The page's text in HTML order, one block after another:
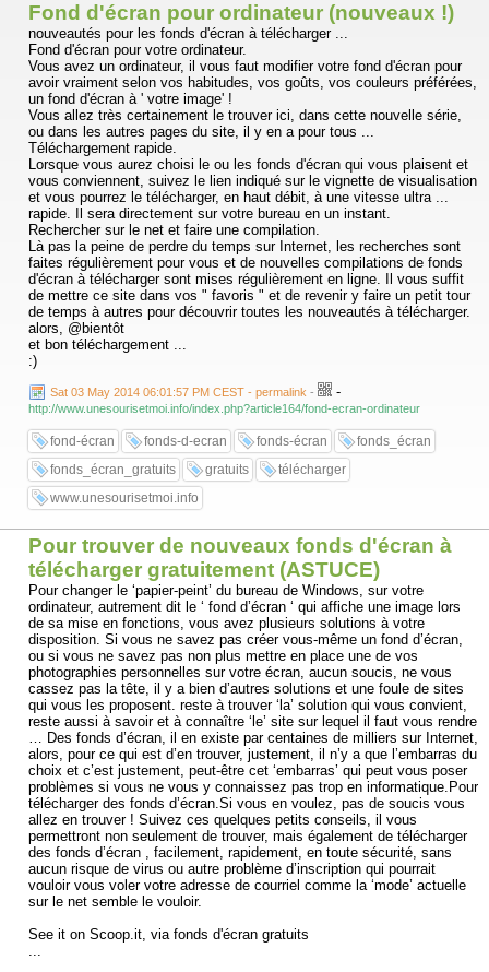
Fond d'écran pour ordinateur (nouveaux !)
nouveautés pour les fonds d'écran à télécharger ...
Fond d'écran pour votre ordinateur.
Vous avez un ordinateur, il vous faut modifier votre fond d'écran pour
avoir vraiment selon vos habitudes, vos goûts, vos couleurs préférées,
un fond d'écran à ' votre image' !
Vous allez très certainement le trouver ici, dans cette nouvelle série,
ou dans les autres pages du site, il y en a pour tous ...
Téléchargement rapide.
Lorsque vous aurez choisi le ou les fonds d'écran qui vous plaisent et
vous conviennent, suivez le lien indiqué sur le vignette de visualisation
et vous pourrez le télécharger, en haut débit, à une vitesse ultra ...
rapide. Il sera directement sur votre bureau en un instant.
Rechercher sur le net et faire une compilation.
Là pas la peine de perdre du temps sur Internet, les recherches sont
faites régulièrement pour vous et de nouvelles compilations de fonds
d'écran à télécharger sont mises régulièrement en ligne. Il vous suffit
de mettre ce site dans vos " favoris " et de revenir y faire un petit tour
de temps à autres pour découvrir toutes les nouveautés à télécharger.
alors, @bientôt
et bon téléchargement ...
:)
Sat 03 May 2014 06:01:57 PM CEST - permalink - -
http://www.unesourisetmoi.info/index.php?article164/fond-ecran-ordinateur
fond-écran fonds-d-ecran fonds-écran
fonds_écran
fonds_écran_gratuits
gratuits
télécharger
www.unesourisetmoi.info
Pour trouver de nouveaux fonds d'écran à
télécharger gratuitement (ASTUCE)
Pour changer le ‘papier-peint’ du bureau de Windows, sur votre
ordinateur, autrement dit le ‘ fond d’écran ‘ qui affiche une image lors
de sa mise en fonctions, vous avez plusieurs solutions à votre
disposition. Si vous ne savez pas créer vous-même un fond d’écran,
ou si vous ne savez pas non plus mettre en place une de vos
photographies personnelles sur votre écran, aucun soucis, ne vous
cassez pas la tête, il y a bien d’autres solutions et une foule de sites
qui vous les proposent. reste à trouver ‘la’ solution qui vous convient,
reste aussi à savoir et à connaître ‘le’ site sur lequel il faut vous rendre
… Des fonds d’écran, il en existe par centaines de milliers sur Internet,
alors, pour ce qui est d’en trouver, justement, il n’y a que l’embarras du
choix et c’est justement, peut-être cet ‘embarras’ qui peut vous poser
problèmes si vous ne vous y connaissez pas trop en informatique.Pour
télécharger des fonds d’écran.Si vous en voulez, pas de soucis vous
allez en trouver ! Suivez ces quelques petits conseils, il vous
permettront non seulement de trouver, mais également de télécharger
des fonds d’écran , facilement, rapidement, en toute sécurité, sans
aucun risque de virus ou autre problème d’inscription qui pourrait
vouloir vous voler votre adresse de courriel comme la ‘mode’ actuelle
sur le net semble le vouloir.
See it on Scoop.it, via fonds d'écran gratuits
...